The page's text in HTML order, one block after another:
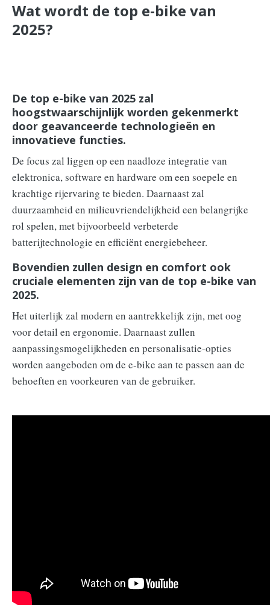
Wat wordt de top e-bike van
2025?
De top e-bike van 2025 zal
hoogstwaarschijnlijk worden gekenmerkt
door geavanceerde technologieën en
innovatieve functies.
De focus zal liggen op een naadloze integratie van
elektronica, software en hardware om een ​​soepele en
krachtige rijervaring te bieden. Daarnaast zal
duurzaamheid en milieuvriendelijkheid een belangrijke
rol spelen, met bijvoorbeeld verbeterde
batterijtechnologie en efficiënt energiebeheer.
Bovendien zullen design en comfort ook
cruciale elementen zijn van de top e-bike van
2025.
Het uiterlijk zal modern en aantrekkelijk zijn, met oog
voor detail en ergonomie. Daarnaast zullen
aanpassingsmogelijkheden en personalisatie-opties
worden aangeboden om de e-bike aan te passen aan de
behoeften en voorkeuren van de gebruiker.